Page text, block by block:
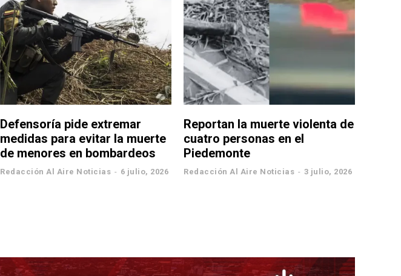
Defensoría pide extremar
medidas para evitar la muerte
de menores en bombardeos
Redacción Al Aire Noticias - 6 julio, 2026
Reportan la muerte violenta de
cuatro personas en el
Piedemonte
Redacción Al Aire Noticias - 3 julio, 2026